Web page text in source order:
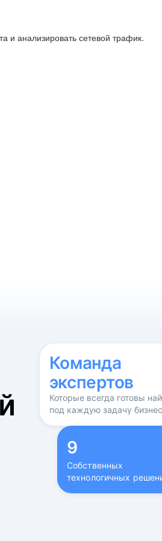
и анализировать сетевой трафик.
Команда
экспертов
Которые всегда готовы
под каждую задачу
9
Собственных
технологичных